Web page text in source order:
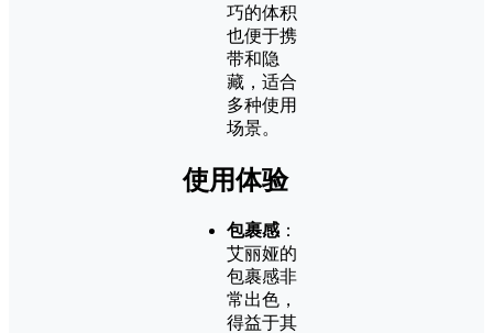
巧的体积
也便于携
带和隐
藏，适合
多种使用
场景。
使用体验
包裹感 ：
艾丽娅的
包裹感非
常出色，
得益于其